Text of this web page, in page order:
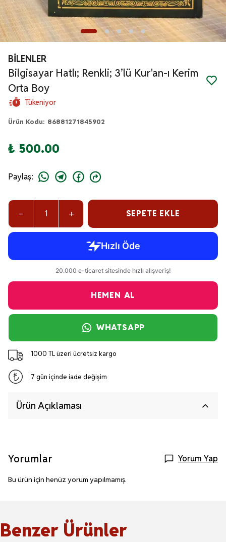
BİLENLER
Bilgisayar Hatlı; Renkli; 3’lü Kur'an-ı Kerim
Orta Boy
Tükeniyor
Ürün Kodu: 86881271845902
₺ 500.00
Paylaş:
SEPETE EKLE
HEMEN AL
WHATSAPP
1000 TL üzeri ücretsiz kargo
7 gün içinde iade değişim
Ürün Açıklaması
Yorumlar Yorum Yap
Bu ürün için henüz yorum yapılmamış.
Benzer Ürünler